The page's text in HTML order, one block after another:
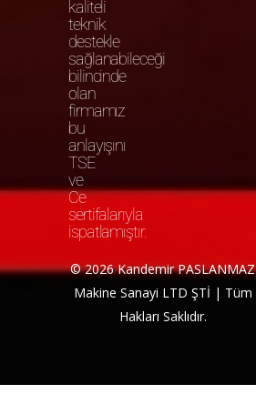
kaliteli
teknik
destekle
sağlanabileceği
bilincinde
olan
firmamız
bu
anlayışını
TSE
ve
Ce
sertifalarıyla
ispatlamıştır.
© 2026 Kandemir PASLANMAZ
Makine Sanayi LTD ŞTİ | Tüm
Hakları Saklıdır.